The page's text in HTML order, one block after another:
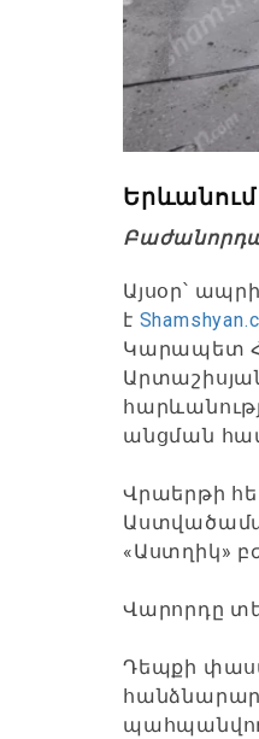
Այսօր՝
է
Կարապետ
անցման
Վրաերթի
«Աստղիկ»
Վարորդը
Դեպքի